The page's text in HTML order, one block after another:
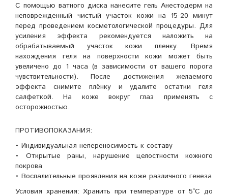
С помощью ватного диска нанесите гель Анестодерм на
неповрежденный чистый участок кожи на 15-20 минут
перед проведением косметологической процедуры. Для
усиления эффекта рекомендуется наложить на
обрабатываемый участок кожи пленку. Время
нахождения геля на поверхности кожи может быть
увеличено до 1 часа (в зависимости от вашего порога
чувствительности). После достижения желаемого
эффекта снимите плёнку и удалите остатки геля
салфеткой. На коже вокруг глаз применять с
осторожностью.
ПРОТИВОПОКАЗАНИЯ:
• Индивидуальная непереносимость к составу
• Открытые раны, нарушение целостности кожного
покрова
• Воспалительные проявления на коже различного генеза
Условия хранения: Хранить при температуре от 5°С до